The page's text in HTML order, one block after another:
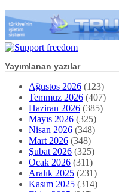
Yayımlanan yazılar
Ağustos 2026 (123)
Temmuz 2026 (407)
Haziran 2026 (385)
Mayıs 2026 (325)
Nisan 2026 (348)
Mart 2026 (348)
Şubat 2026 (325)
Ocak 2026 (311)
Aralık 2025 (231)
Kasım 2025 (314)